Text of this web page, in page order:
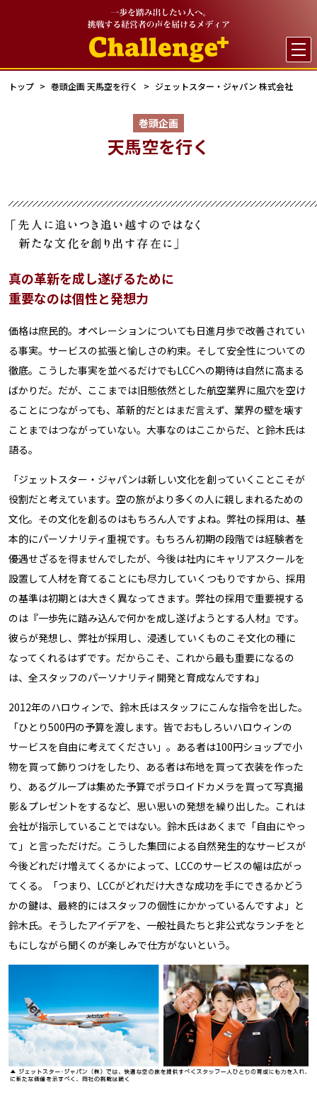

トップ 巻頭企画 天馬空を行く ジェットスター・ジャパン 株式会社
巻頭企画
天馬空を行く
真の革新を成し遂げるために
重要なのは個性と発想力
価格は庶民的。オペレーションについても日進月歩で改善されてい
る事実。サービスの拡張と愉しさの約束。そして安全性についての
徹底。こうした事実を並べるだけでもLCCへの期待は自然に高まる
ばかりだ。だが、ここまでは旧態依然とした航空業界に風穴を空け
ることにつながっても、革新的だとはまだ言えず、業界の壁を壊す
ことまではつながっていない。大事なのはここからだ、と鈴木氏は
語る。
「ジェットスター・ジャパンは新しい文化を創っていくことこそが
役割だと考えています。空の旅がより多くの人に親しまれるための
文化。その文化を創るのはもちろん人ですよね。弊社の採用は、基
本的にパーソナリティ重視です。もちろん初期の段階では経験者を
優遇せざるを得ませんでしたが、今後は社内にキャリアスクールを
設置して人材を育てることにも尽力していくつもりですから、採用
の基準は初期とは大きく異なってきます。弊社の採用で重要視する
のは『一歩先に踏み込んで何かを成し遂げようとする人材』です。
彼らが発想し、弊社が採用し、浸透していくものこそ文化の種に
なってくれるはずです。だからこそ、これから最も重要になるの
は、全スタッフのパーソナリティ開発と育成なんですね」
2012年のハロウィンで、鈴木氏はスタッフにこんな指令を出した。
「ひとり500円の予算を渡します。皆でおもしろいハロウィンの
サービスを自由に考えてください」。ある者は100円ショップで小
物を買って飾りつけをしたり、ある者は布地を買って衣装を作った
り、あるグループは集めた予算でポラロイドカメラを買って写真撮
影＆プレゼントをするなど、思い思いの発想を繰り出した。これは
会社が指示していることではない。鈴木氏はあくまで「自由にやっ
て」と言っただけだ。こうした集団による自然発生的なサービスが
今後どれだけ増えてくるかによって、LCCのサービスの幅は広がっ
てくる。「つまり、LCCがどれだけ大きな成功を手にできるかどう
かの鍵は、最終的にはスタッフの個性にかかっているんですよ」と
鈴木氏。そうしたアイデアを、一般社員たちと非公式なランチをと
もにしながら聞くのが楽しみで仕方がないという。